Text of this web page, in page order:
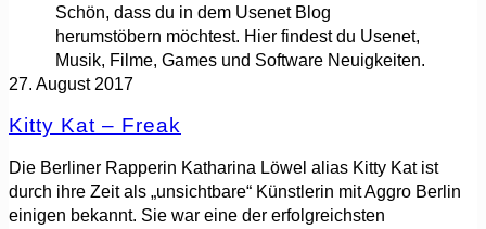
Schön, dass du in dem Usenet Blog
herumstöbern möchtest. Hier findest du Usenet,
Musik, Filme, Games und Software Neuigkeiten.
27. August 2017
Kitty Kat – Freak
Die Berliner Rapperin Katharina Löwel alias Kitty Kat ist
durch ihre Zeit als „unsichtbare“ Künstlerin mit Aggro Berlin
einigen bekannt. Sie war eine der erfolgreichsten